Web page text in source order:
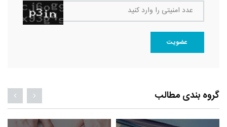
عدد امنیتی را وارد کنید
عضویت
گروه بندی مطالب